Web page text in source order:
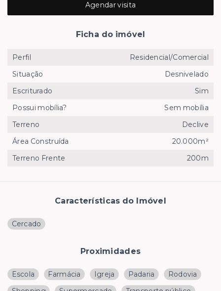
Características do Imóvel
Cercado
Proximidades
Escola Farmácia Igreja Padaria
Rodovia
Agendar visita
Ficha do imóvel
Perfil
Residencial/Comercial
Situação
Desnivelado
Escriturado
Sim
Possui mobília?
Sem mobília
Terreno
Declive
Área Construída
20.000m²
Terreno Frente
200m